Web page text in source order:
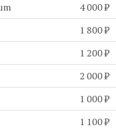
4 000 ₽
1 800 ₽
1 200 ₽
2 000 ₽
1 000 ₽
1 100 ₽